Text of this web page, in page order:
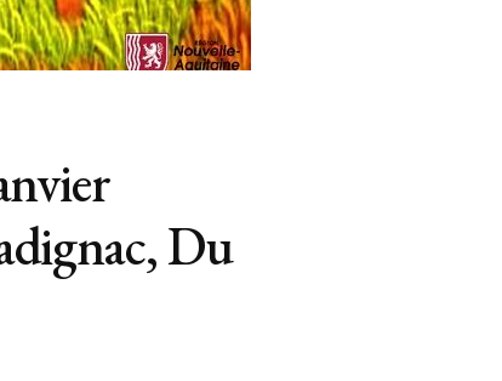
Du